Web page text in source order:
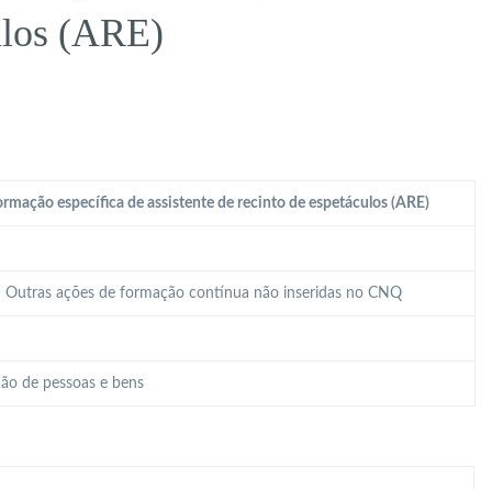
(ARE)
específica de assistente de recinto de espetáculos (ARE)
Outras ações de formação contínua não inseridas no CNQ
de pessoas e bens